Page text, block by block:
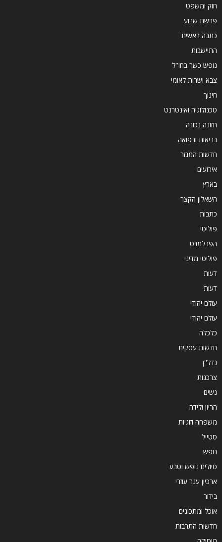
חוק ומשפט
פרשת שבוע
כתבה ראשית
התיישבות
נופש כשר בחו"ל
צבא ושרות לאומי
חינוך
טכנולוגיה ואינטרנט
תזונה נכונה
בריאות ורפואה
חדשות המגזר
אירועים
בארץ
השאלון הקצר
כתבות
פוליטי
הפרלמנט
פוליטי מדיני
דעות
דעות
עולם יהודי
עולם יהודי
כלכלה
חדשות עסקים
נדל''ן
צרכנות
נשים
הריון ולידה
משפחה וזוגיות
סטייל
נופש
טיולים נופש וטבע
ארכיון ענר עוזרי
בידור
אוכל ומתכונים
חדשות התרבות